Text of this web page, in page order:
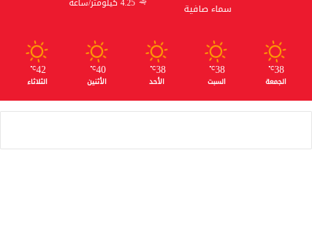
سماء صافية
38
℃
الجمعة
38
℃
السبت
38
℃
الأحد
40
℃
الأثنين
42
℃
الثلاثاء